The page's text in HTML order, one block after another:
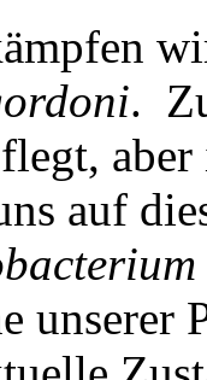
.
auf
unserer